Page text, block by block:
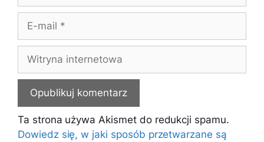
mail
internetowa
Ta strona używa Akismet do redukcji spamu.
Dowiedz się, w jaki sposób przetwarzane są